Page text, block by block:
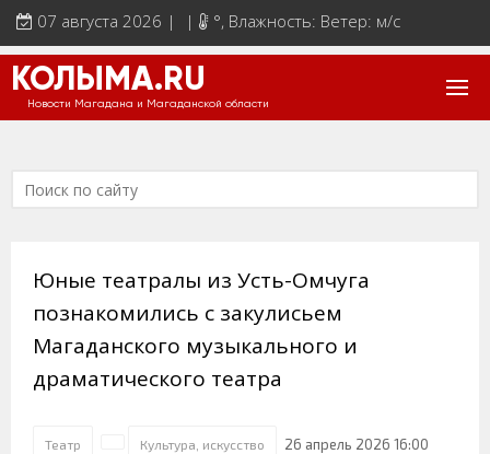
07 августа 2026 | | °, Влажность: Ветер: м/с
КОЛЫМА.RU
Новости Магадана и Магаданской области
Юные театралы из Усть-Омчуга
познакомились с закулисьем
Магаданского музыкального и
драматического театра
Театр Культура, искусство 26 апрель 2026 16:00